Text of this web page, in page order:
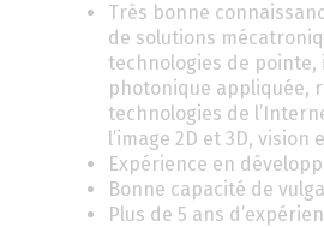
Très bonne
de solutions
technologies de
photonique appliquée,
technologies de
l’image 2D et 3D,
Expérience en
Bonne capacité de
Plus de 5 ans